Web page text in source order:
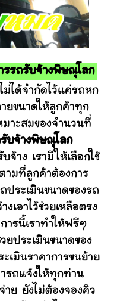
รรถรับจ้างพิษณุโลก
จำกัดไว้แค่รถหก
ยขนาดให้ลูกค้าทุก
มาะสมของจำนวนที่
บจ้างพิษณุโลก
จ้าง เรามีให้เลือกใช้
ามที่ลูกค้าต้องการ
ประเมินขนาดของรถ
เอาไว้ช่วยเหลือตรง
รนี้เราทำให้ฟรีๆ
ยประเมินขนาดของ
เมินราคาการขนย้าย
ารถแจ้งให้ทุกท่าน
าย ยังไม่ต้องจองคิว